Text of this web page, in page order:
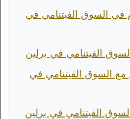
في السوق الفيتنامي في
الفيتنامي في برلين
السوق الفيتنامي في
الفيتنامي في برلين